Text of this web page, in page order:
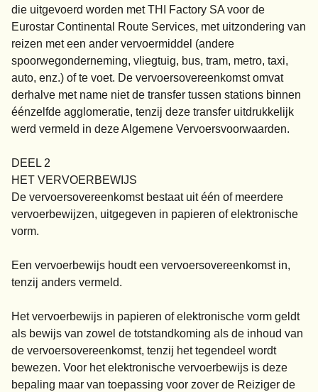
die uitgevoerd worden met THI Factory SA voor de
Eurostar Continental Route Services, met uitzondering van
reizen met een ander vervoermiddel (andere
spoorwegonderneming, vliegtuig, bus, tram, metro, taxi,
auto, enz.) of te voet. De vervoersovereenkomst omvat
derhalve met name niet de transfer tussen stations binnen
éénzelfde agglomeratie, tenzij deze transfer uitdrukkelijk
werd vermeld in deze Algemene Vervoersvoorwaarden.
DEEL 2
HET VERVOERBEWIJS
De vervoersovereenkomst bestaat uit één of meerdere
vervoerbewijzen, uitgegeven in papieren of elektronische
vorm.
Een vervoerbewijs houdt een vervoersovereenkomst in,
tenzij anders vermeld.
Het vervoerbewijs in papieren of elektronische vorm geldt
als bewijs van zowel de totstandkoming als de inhoud van
de vervoersovereenkomst, tenzij het tegendeel wordt
bewezen. Voor het elektronische vervoerbewijs is deze
bepaling maar van toepassing voor zover de Reiziger de